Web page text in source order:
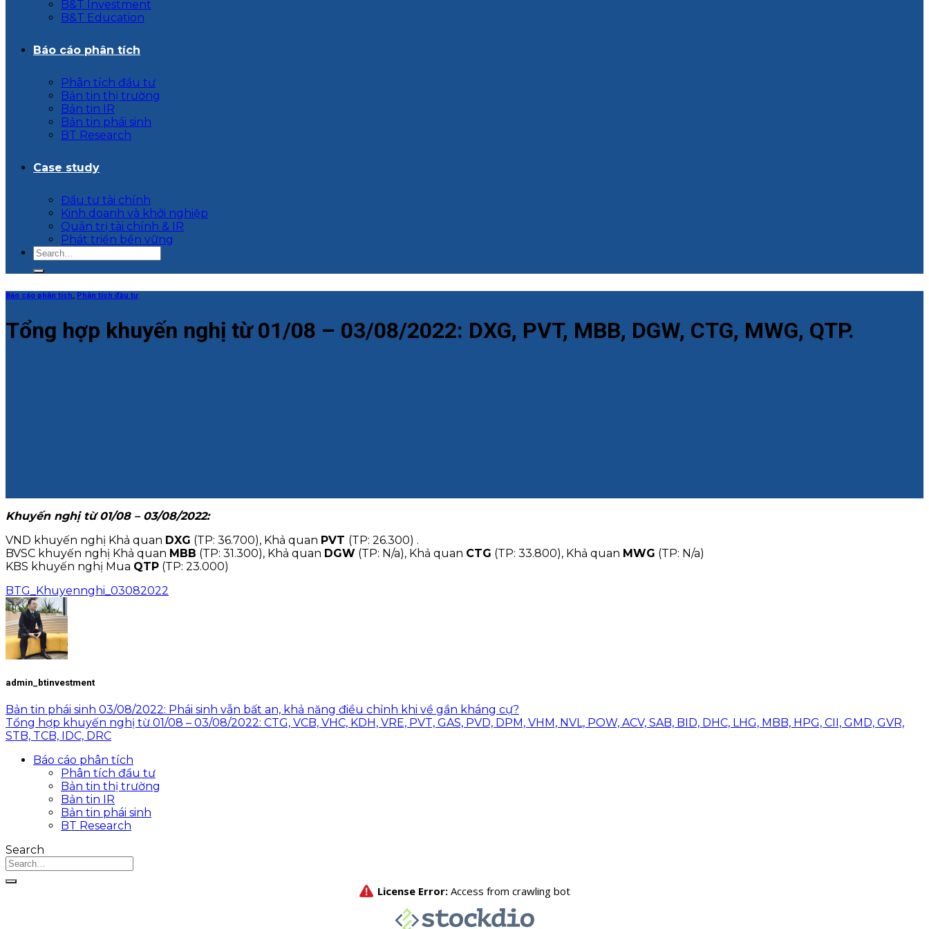
B&T Investment
B&T Education
Báo cáo phân tích
Phân tích đầu tư
Bản tin thị trường
Bản tin IR
Bản tin phái sinh
BT Research
Case study
Đầu tư tài chính
Kinh doanh và khởi nghiệp
Quản trị tài chính & IR
Phát triển bền vững
Báo cáo phân tích, Phân tích đầu tư
Tổng hợp khuyến nghị từ 01/08 – 03/08/2022: DXG, PVT, MBB, DGW, CTG, MWG, QTP.
Khuyến nghị từ 01/08 – 03/08/2022:
VND khuyến nghị Khả quan DXG (TP: 36.700), Khả quan PVT (TP: 26.300) .
BVSC khuyến nghị Khả quan MBB (TP: 31.300), Khả quan DGW (TP: N/a), Khả quan CTG (TP: 33.800), Khả quan MWG (TP: N/a)
KBS khuyến nghị Mua QTP (TP: 23.000)
BTG_Khuyennghi_03082022
admin_btinvestment
Bản tin phái sinh 03/08/2022: Phái sinh vẫn bất an, khả năng điều chỉnh khi về gần kháng cự?
Tổng hợp khuyến nghị từ 01/08 – 03/08/2022: CTG, VCB, VHC, KDH, VRE, PVT, GAS, PVD, DPM, VHM, NVL, POW, ACV, SAB, BID, DHC, LHG, MBB, HPG, CII, GMD, GVR,
STB, TCB, IDC, DRC
Báo cáo phân tích
Phân tích đầu tư
Bản tin thị trường
Bản tin IR
Bản tin phái sinh
BT Research
Search